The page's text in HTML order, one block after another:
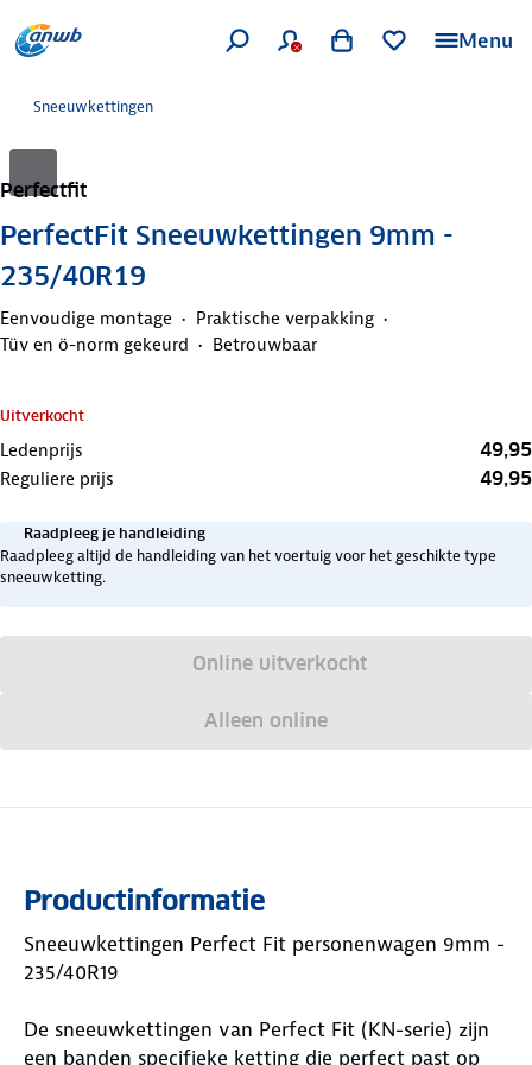
Menu
Sneeuwkettingen
Perfectfit
PerfectFit Sneeuwkettingen 9mm -
235/40R19
Eenvoudige montage
Praktische verpakking
Tüv en ö-norm gekeurd
Betrouwbaar
Uitverkocht
Ledenprijs 49,95
Reguliere prijs 49,95
Raadpleeg je handleiding
Raadpleeg altijd de handleiding van het voertuig voor het geschikte type
sneeuwketting.
Online uitverkocht
Alleen online
Productinformatie
Sneeuwkettingen Perfect Fit personenwagen 9mm -
235/40R19
De sneeuwkettingen van Perfect Fit (KN-serie) zijn
een banden specifieke ketting die perfect past op